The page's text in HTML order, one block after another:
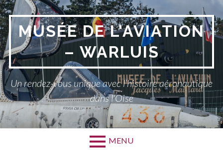
Aller
au
contenuMUSÉE DE L'AVIATION
– WARLUIS
Un rendez-vous unique avec l’histoire aéronautique
dans l'Oise
MENU